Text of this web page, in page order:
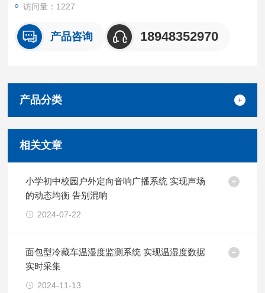
访问量：1227
产品咨询 18948352970
产品分类
相关文章
小学初中校园户外定向音响广播系统 实现声场
的动态均衡 告别混响
2024-07-22
面包型冷藏车温湿度监测系统 实现温湿度数据
实时采集
2024-11-13